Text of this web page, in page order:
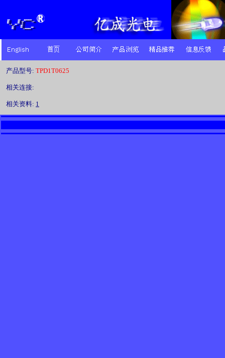
产品型号: TPD1T0625
相关连接:
相关资料: 1